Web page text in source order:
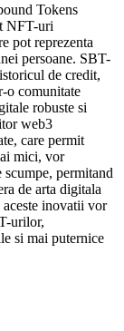
Tokens
NFT-uri
pot reprezenta
persoane. SBT-
de credit,
o comunitate
robuste si
web3
care permit
mici, vor
permitand
de arta digitala
inovatii vor
urilor,
si mai puternice